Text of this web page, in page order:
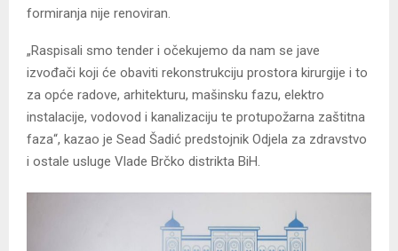
formiranja nije renoviran.
„Raspisali smo tender i očekujemo da nam se jave
izvođači koji će obaviti rekonstrukciju prostora kirurgije i to
za opće radove, arhitekturu, mašinsku fazu, elektro
instalacije, vodovod i kanalizaciju te protupožarna zaštitna
faza“, kazao je Sead Šadić predstojnik Odjela za zdravstvo
i ostale usluge Vlade Brčko distrikta BiH.